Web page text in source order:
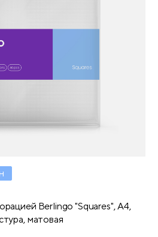
Berlingo "Squares", А4,
матовая